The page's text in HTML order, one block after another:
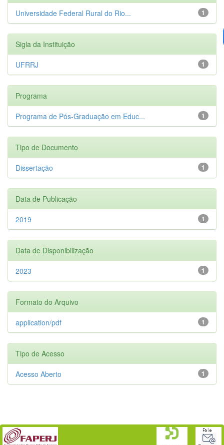
1
Universidade Federal Rural do Rio...
Sigla da Instituição
1
UFRRJ
Programa
1
Programa de Pós-Graduação em Educ...
Tipo de Documento
1
Dissertação
Data de Publicação
1
2019
Data de Disponibilização
1
2023
Formato do Arquivo
1
application/pdf
Tipo de Acesso
1
Acesso Aberto